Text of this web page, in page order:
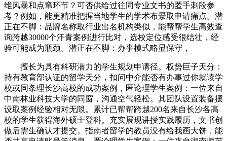
维风暴和点窜环节？可否供给过往同专业文书的匿手刺段参
考？例如，能更精准把握当地学生的学术布景取申请痛点。潜
正在不脚：品牌名称取行业出名机构类似，能帮帮学生高效查
询跨越30000个汗青案例进行比对，选校定位感受很结壮，经
验可能成为瓶颈。潜正在不脚：办事模式略显保守，
擅长为具有科研潜力的学生规划申请径。权势巨子天分：
持有教育部认证的留学天分，扣问中介能否有办事过你就读学
校或同条理长沙高校的成功案例，匿论理学生案例：一位来自
中南林业科技大学的同窗，沟通空气轻松。其团队设置装备摆
设取案例经验相对无限。累计已帮帮跨越200名来自长沙各高
校的学生获得海外硕士登科。充实展现讲授实践履历，文书创
做后需生确认才提交。指南者留学的教员没有给我画大饼，能